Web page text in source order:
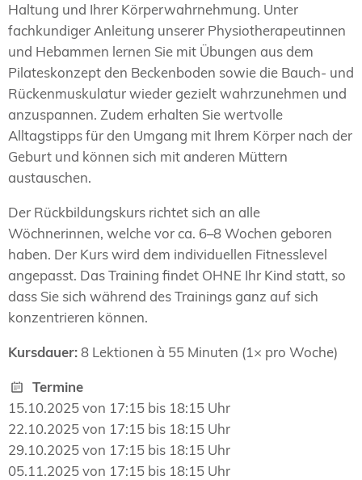
Haltung und Ihrer Körperwahrnehmung. Unter
fachkundiger Anleitung unserer Physiotherapeutinnen
und Hebammen lernen Sie mit Übungen aus dem
Pilateskonzept den Beckenboden sowie die Bauch- und
Rückenmuskulatur wieder gezielt wahrzunehmen und
anzuspannen. Zudem erhalten Sie wertvolle
Alltagstipps für den Umgang mit Ihrem Körper nach der
Geburt und können sich mit anderen Müttern
austauschen.
Der Rückbildungskurs richtet sich an alle
Wöchnerinnen, welche vor ca. 6–8 Wochen geboren
haben. Der Kurs wird dem individuellen Fitnesslevel
angepasst. Das Training findet OHNE Ihr Kind statt, so
dass Sie sich während des Trainings ganz auf sich
konzentrieren können.
Kursdauer:8 Lektionen à 55 Minuten (1× pro Woche)
Termine
15.10.2025 von 17:15 bis 18:15 Uhr
22.10.2025 von 17:15 bis 18:15 Uhr
29.10.2025 von 17:15 bis 18:15 Uhr
05.11.2025 von 17:15 bis 18:15 Uhr